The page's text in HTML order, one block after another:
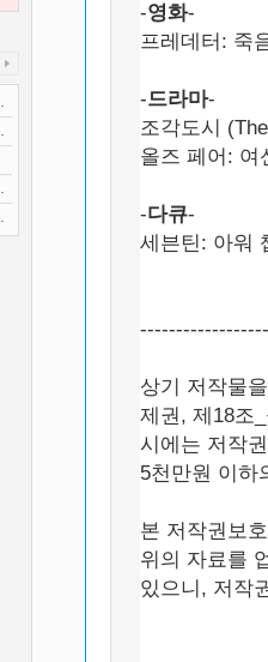
-영화-
프레데터: 죽
-드라마-
조각도시
올즈 페어: 여
-다큐-
세븐틴: 아워
상기 저작물
제권, 제18조
시에는 저작
5천만원 이하
본 저작권보
위의 자료를
있으니, 저작